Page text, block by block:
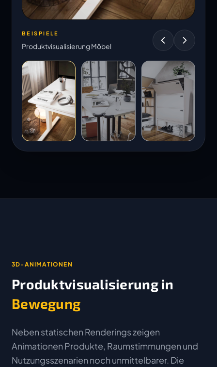
BEISPIELE
Produktvisualisierung Möbel
3D-ANIMATIONEN
Produktvisualisierung in
Bewegung
Neben statischen Renderings zeigen
Animationen Produkte, Raumstimmungen und
Nutzungsszenarien noch unmittelbarer. Die